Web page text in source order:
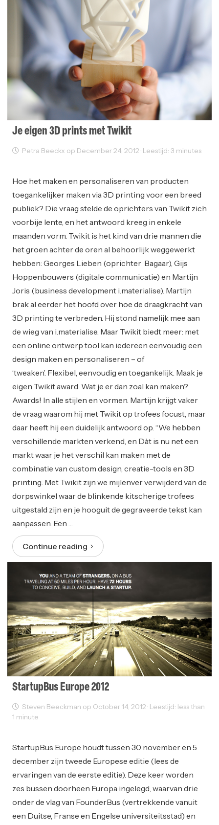
Je eigen 3D prints met Twikit
Petra Beeckx op December 24, 2012 · Leestijd: 3 minutes
Hoe het maken en personaliseren van producten
toegankelijker maken via 3D printing voor een breed
publiek? Die vraag stelde de oprichters van Twikit zich
voorbije lente, en het antwoord kreeg in enkele
maanden vorm. Twikit is het kind van drie mannen die
het groen achter de oren al behoorlijk weggewerkt
hebben: Georges Lieben (oprichter Bagaar), Gijs
Hoppenbouwers (digitale communicatie) en Martijn
Joris (business development i.materialise). Martijn
brak al eerder het hoofd over hoe de draagkracht van
3D printing te verbreden. Hij stond namelijk mee aan
de wieg van i.materialise. Maar Twikit biedt meer: met
een online ontwerp tool kan iedereen eenvoudig een
design maken en personaliseren – of
‘tweaken’. Flexibel, eenvoudig en toegankelijk. Maak je
eigen Twikit award Wat je er dan zoal kan maken?
Awards! In alle stijlen en vormen. Martijn krijgt vaker
de vraag waarom hij met Twikit op trofees focust, maar
daar heeft hij een duidelijk antwoord op. “We hebben
verschillende markten verkend, en Dàt is nu net een
markt waar je het verschil kan maken met de
combinatie van custom design, creatie-tools en 3D
printing. Met Twikit zijn we mijlenver verwijderd van de
dorpswinkel waar de blinkende kitscherige trofees
uitgestald zijn en je hooguit de gegraveerde tekst kan
aanpassen. Een …
Continue reading
StartupBus Europe 2012
Steven Beeckman op October 14, 2012 · Leestijd: less than
1 minute
StartupBus Europe houdt tussen 30 november en 5
december zijn tweede Europese editie (lees de
ervaringen van de eerste editie). Deze keer worden
zes bussen doorheen Europa ingelegd, waarvan drie
onder de vlag van FounderBus (vertrekkende vanuit
een Duitse, Franse en Engelse universiteitsstad) en